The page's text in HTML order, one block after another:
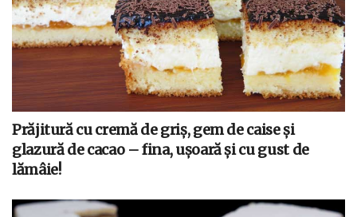
Prăjitură cu cremă de griș, gem de caise și
glazură de cacao – fina, ușoară și cu gust de
lămâie!